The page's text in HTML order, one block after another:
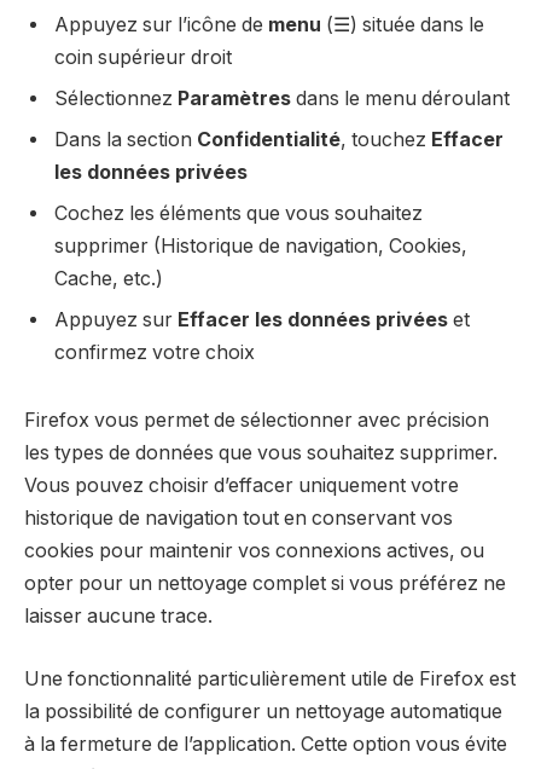
Appuyez sur l’icône de menu (☰) située dans le
coin supérieur droit
Sélectionnez Paramètres dans le menu déroulant
Dans la section Confidentialité, touchez Effacer
les données privées
Cochez les éléments que vous souhaitez
supprimer (Historique de navigation, Cookies,
Cache, etc.)
Appuyez sur Effacer les données privées et
confirmez votre choix
Firefox vous permet de sélectionner avec précision
les types de données que vous souhaitez supprimer.
Vous pouvez choisir d’effacer uniquement votre
historique de navigation tout en conservant vos
cookies pour maintenir vos connexions actives, ou
opter pour un nettoyage complet si vous préférez ne
laisser aucune trace.
Une fonctionnalité particulièrement utile de Firefox est
la possibilité de configurer un nettoyage automatique
à la fermeture de l’application. Cette option vous évite